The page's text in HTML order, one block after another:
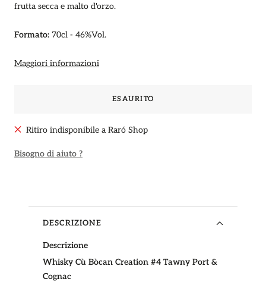
frutta secca e malto d'orzo.
Formato: 70cl - 46%Vol.
Maggiori informazioni
ESAURITO
Ritiro indisponibile a Raró Shop
Bisogno di aiuto ?
DESCRIZIONE
Descrizione
Whisky Cù Bòcan Creation #4 Tawny Port &
Cognac